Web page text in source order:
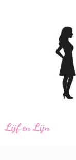
Lijf en Lijn